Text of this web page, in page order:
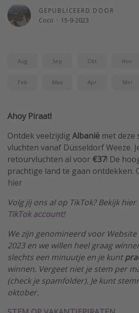
Rondreizen
25 beste pretparken
Center Parcs
Disneyland Parijs
Strandvakantie in Italië
Strandvakantie in Nederland
All inclusive vakantie in Griekenland
GEPUBLICEERD DOOR
Coco · 15-9-2023
Aug Sep Okt Nov
Feb Maa Apr Mei
Ahoy Piraat!
Ontdek veelzijdig Albanië met
vluchten vanaf Düsseldorf Weeze.
retourvluchten al voor €37! De
prachtige land te gaan ontdekken.
hier
Volg jij ons al op TikTok? Bekijk
TikTok account!
We zijn genomineerd voor
2023 en we willen heel graag
slechts een minuutje en je kunt
winnen. Vergeet niet je stem per
(check je spamfolder). Je kunt
oktober.